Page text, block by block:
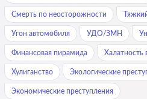
Смерть по неосторожности
Угон автомобиля УДО/ЗМН
Финансовая пирамида Халатность
Хулиганство Экологические
Экономические преступления